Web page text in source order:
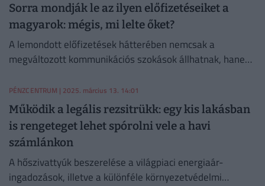
Sorra mondják le az ilyen előfizetéseiket a
magyarok: mégis, mi lelte őket?
A lemondott előfizetések hátterében nemcsak a
megváltozott kommunikációs szokások állhatnak, hanem
PÉNZCENTRUM | 2025. március 13. 14:01
Működik a legális rezsitrükk: egy kis lakásban
is rengeteget lehet spórolni vele a havi
számlánkon
A hőszivattyúk beszerelése a világpiaci energiaár-
ingadozások, illetve a különféle környezetvédelmi